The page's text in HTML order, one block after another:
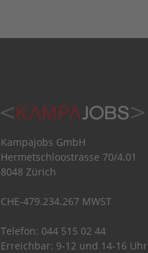
Kampajobs GmbH
Hermetschloostrasse 70/4.01
8048 Zürich
CHE-479.234.267 MWST
Telefon: 044 515 02 44
Erreichbar: 9-12 und 14-16 Uhr